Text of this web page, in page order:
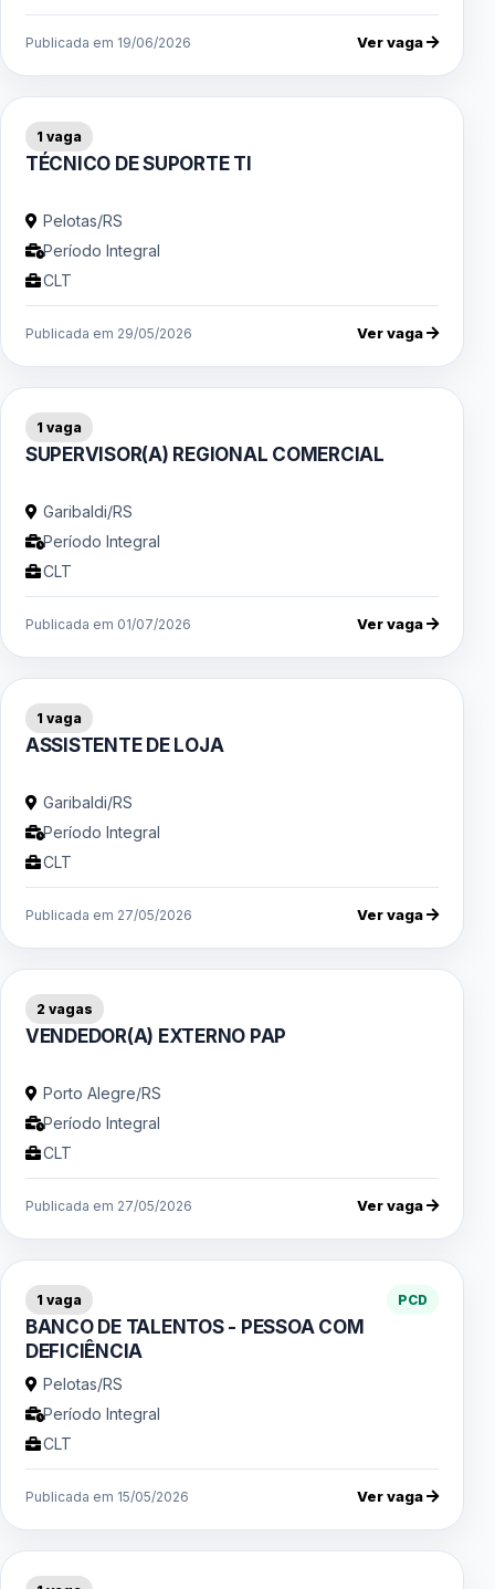
Publicada em 19/06/2026 Ver vaga
1 vaga
TÉCNICO DE SUPORTE TI
Pelotas/RS
Período Integral
CLT
Publicada em 29/05/2026 Ver vaga
1 vaga
SUPERVISOR(A) REGIONAL COMERCIAL
Garibaldi/RS
Período Integral
CLT
Publicada em 01/07/2026 Ver vaga
1 vaga
ASSISTENTE DE LOJA
Garibaldi/RS
Período Integral
CLT
Publicada em 27/05/2026 Ver vaga
2 vagas
VENDEDOR(A) EXTERNO PAP
Porto Alegre/RS
Período Integral
CLT
Publicada em 27/05/2026 Ver vaga
1 vaga PCD
BANCO DE TALENTOS - PESSOA COM
DEFICIÊNCIA
Pelotas/RS
Período Integral
CLT
Publicada em 15/05/2026 Ver vaga